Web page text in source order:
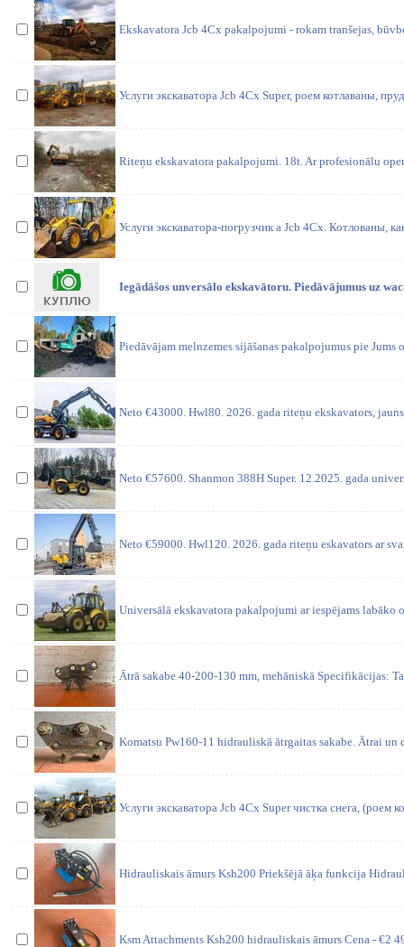
Ekskavatora Jcb 4Cx pakalpojumi - rokam tranšejas,
Услуги экскаватора Jcb 4Cx Super, роем котлаваны,
Riteņu ekskavatora pakalpojumi. 18t. Ar profesionālu
Услуги экскаватора-погрузчик а Jcb 4Cx. Котлованы,
Iegādāšos unversālo ekskavātoru. Piedāvājumus uz
Piedāvājam melnzemes sijāšanas pakalpojumus pie Jums
Neto €43000. Hwl80. 2026. gada riteņu ekskavators,
Neto €57600. Shanmon 388H Super. 12.2025. gada
Neto €59000. Hwl120. 2026. gada riteņu eskavators ar
Universālā ekskavatora pakalpojumi ar iespējams labāko
Ātrā sakabe 40-200-130 mm, mehāniskā Specifikācijas:
Komatsu Pw160-11 hidrauliskā ātrgaitas sakabe. Ātrai un
Услуги экскаватора Jcb 4Cx Super чистка снега, (роем
Hidrauliskais āmurs Ksh200 Priekšējā āķa funkcija
Ksm Attachments Ksh200 hidrauliskais āmurs Cena - €2